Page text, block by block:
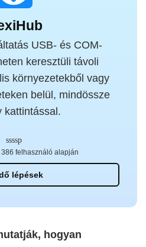
USB- és COM-
keresztüli távoli
környezetekből vagy
belül, mindössze
kattintással.
lépések
felhasználó alapján
hogyan